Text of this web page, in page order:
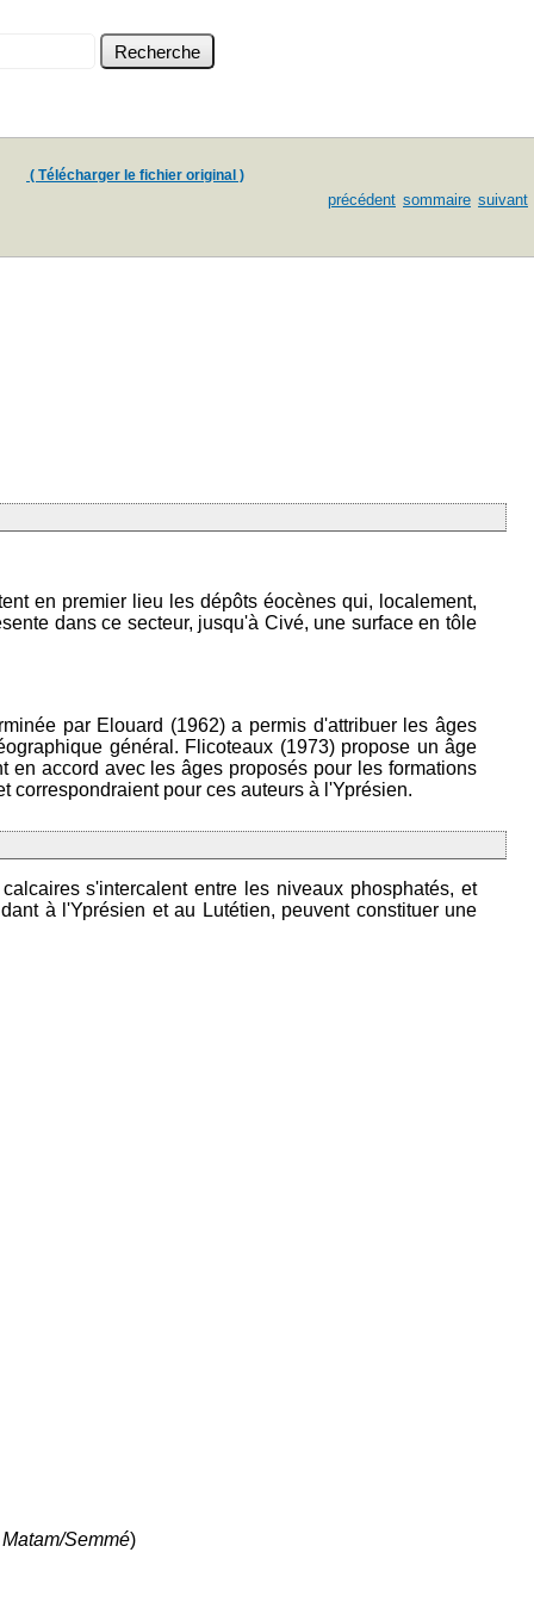
( Télécharger le fichier original )
précédent sommaire suivant
en premier lieu les dépôts éocènes qui, localement,
dans ce secteur, jusqu'à Civé, une surface en tôle
par Elouard (1962) a permis d'attribuer les âges
général. Flicoteaux (1973) propose un âge
en accord avec les âges proposés pour les formations
pour ces auteurs à l'Yprésien.
s'intercalent entre les niveaux phosphatés, et
à l'Yprésien et au Lutétien, peuvent constituer une
Semmé)